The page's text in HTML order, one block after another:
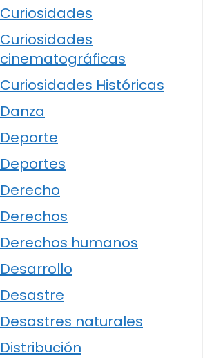
Curiosidades
Curiosidades
cinematográficas
Curiosidades Históricas
Danza
Deporte
Deportes
Derecho
Derechos
Derechos humanos
Desarrollo
Desastre
Desastres naturales
Distribución